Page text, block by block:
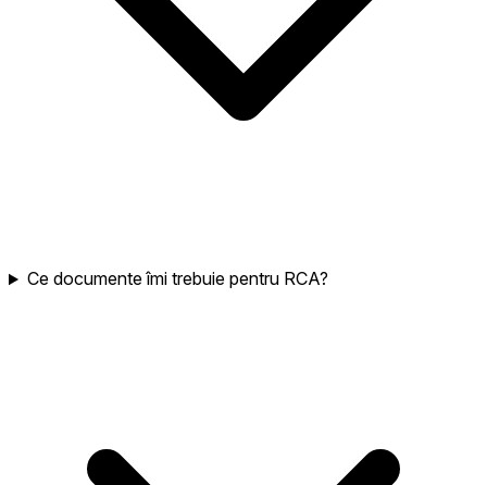
Ce documente îmi trebuie pentru RCA?